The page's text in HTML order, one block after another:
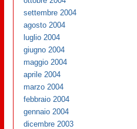
settembre 2004
agosto 2004
luglio 2004
giugno 2004
maggio 2004
aprile 2004
marzo 2004
febbraio 2004
gennaio 2004
dicembre 2003